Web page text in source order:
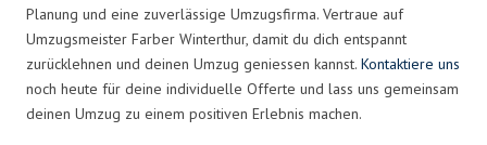
Planung und eine zuverlässige Umzugsfirma. Vertraue auf
Umzugsmeister Farber Winterthur, damit du dich entspannt
zurücklehnen und deinen Umzug geniessen kannst. Kontaktiere uns
noch heute für deine individuelle Offerte und lass uns gemeinsam
deinen Umzug zu einem positiven Erlebnis machen.